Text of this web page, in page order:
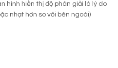
hình hiển thị độ phân giải là lý do
nhạt hơn so với bên ngoài)